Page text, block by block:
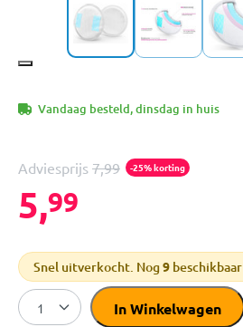
Vandaag besteld, dinsdag in huis
Adviesprijs 7,99 -25% korting
5,99
Snel uitverkocht. Nog9 beschikbaar
In Winkelwagen